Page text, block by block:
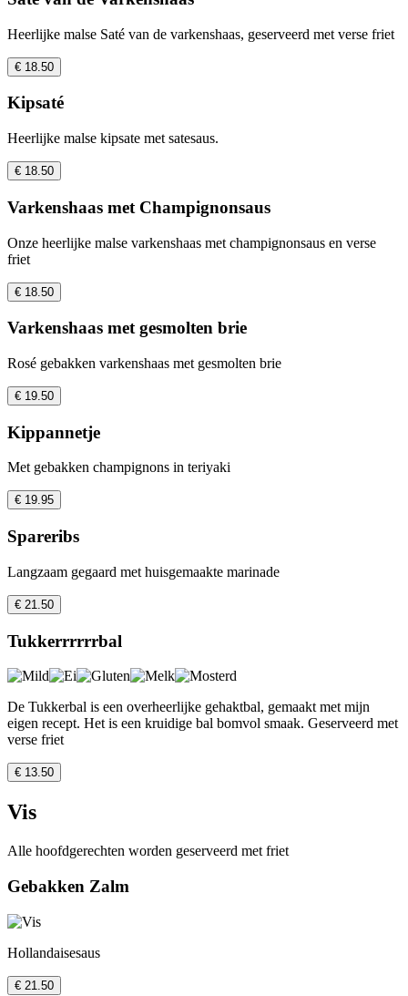
Heerlijke malse Saté van de varkenshaas, geserveerd met verse friet
€ 18.50
Kipsaté
Heerlijke malse kipsate met satesaus.
€ 18.50
Varkenshaas met Champignonsaus
Onze heerlijke malse varkenshaas met champignonsaus en verse
friet
€ 18.50
Varkenshaas met gesmolten brie
Rosé gebakken varkenshaas met gesmolten brie
€ 19.50
Kippannetje
Met gebakken champignons in teriyaki
€ 19.95
Spareribs
Langzaam gegaard met huisgemaakte marinade
€ 21.50
Tukkerrrrrrbal
De Tukkerbal is een overheerlijke gehaktbal, gemaakt met mijn
eigen recept. Het is een kruidige bal bomvol smaak. Geserveerd met
verse friet
€ 13.50
Vis
Alle hoofdgerechten worden geserveerd met friet
Gebakken Zalm
Hollandaisesaus
€ 21.50